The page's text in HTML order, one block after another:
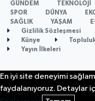
GÜNDEM TEKNOLOJİ
SPOR
DÜNYA
SAĞLIK
YAŞAM
Gizlilik Sözleşmesi
Künye
Yayın İlkeleri
En iyi site deneyimi
faydalanıyoruz. Detaylar